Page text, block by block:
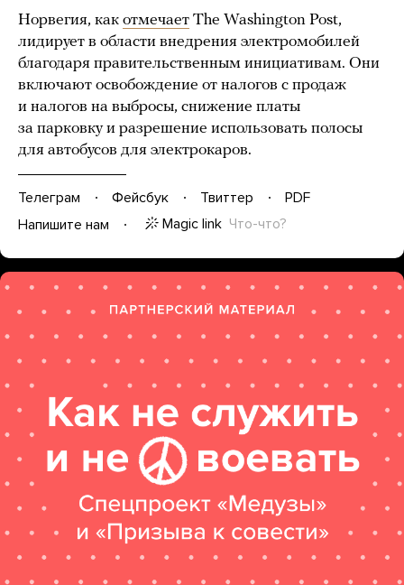
Норвегия, как отмечает The Washington Post,
лидирует в области внедрения электромобилей
благодаря правительственным инициативам. Они
включают освобождение от налогов с продаж
и налогов на выбросы, снижение платы
за парковку и разрешение использовать полосы
для автобусов для электрокаров.
Телеграм Фейсбук Твиттер
PDF
Напишите нам
Magic link Что-что?